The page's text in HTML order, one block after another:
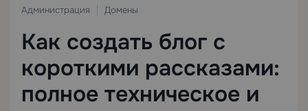
Администрация
Домены
Как создать блог с
короткими рассказами:
полное техническое и